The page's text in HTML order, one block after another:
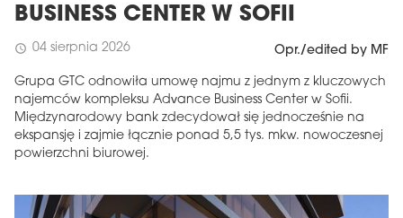
BUSINESS CENTER W SOFII
schedule 04 sierpnia 2026 Opr./edited by MF
Grupa GTC odnowiła umowę najmu z jednym z kluczowych
najemców kompleksu Advance Business Center w Sofii.
Międzynarodowy bank zdecydował się jednocześnie na
ekspansję i zajmie łącznie ponad 5,5 tys. mkw. nowoczesnej
powierzchni biurowej.